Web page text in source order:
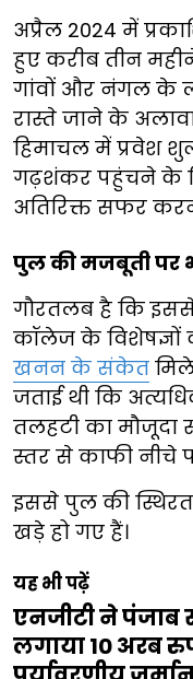
अप्रैल 2024 में
हुए करीब तीन
गांवों और नंगल के
रास्ते जाने के
हिमाचल में प्रवेश
गढ़शंकर पहुंचने के
अतिरिक्त सफर
पुल की मजबूती पर
गौरतलब है कि
कॉलेज के विशेषज्ञों
खनन के संकेत
जताई थी कि
तलहटी का
स्तर से काफी नीचे
इससे पुल की
खड़े हो गए हैं।
यह भी पढ़ें
एनजीटी ने पंजाब
लगाया 10 अरब